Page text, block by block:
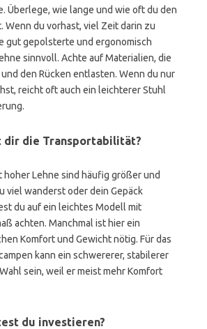
Überlege, wie lange und wie oft du den
Wenn du vorhast, viel Zeit darin zu
gut gepolsterte und ergonomisch
sinnvoll. Achte auf Materialien, die
den Rücken entlasten. Wenn du nur
reicht oft auch ein leichterer Stuhl
dir die Transportabilität?
hoher Lehne sind häufig größer und
viel wanderst oder dein Gepäck
du auf ein leichtes Modell mit
achten. Manchmal ist hier ein
Komfort und Gewicht nötig. Für das
kann ein schwererer, stabilerer
sein, weil er meist mehr Komfort
du investieren?